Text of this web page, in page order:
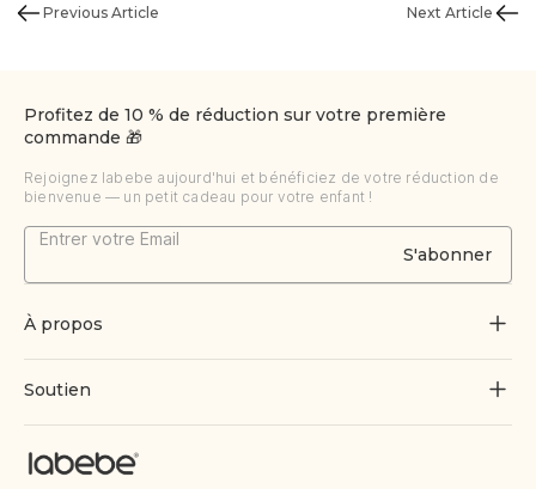
Previous Article Next Article
Profitez de 10 % de réduction sur votre première
commande 🎁
Rejoignez labebe aujourd'hui et bénéficiez de votre réduction de
bienvenue — un petit cadeau pour votre enfant !
S'abonner
À propos
Grandir par le jeu
Blogues
Soutien